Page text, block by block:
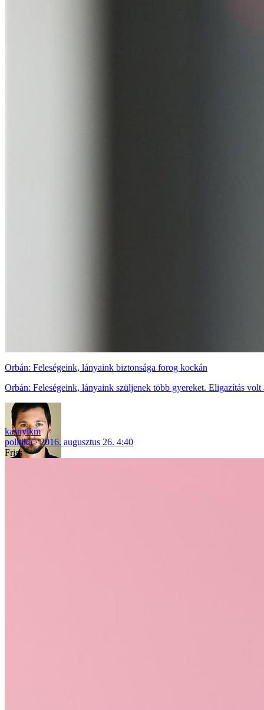
Orbán: Feleségeink, lányaink biztonsága forog kockán
Orbán: Feleségeink, lányaink szüljenek több gyereket. Eligazítás
kasnyikm
politika
2016. augusztus 26. 4:40
Friss